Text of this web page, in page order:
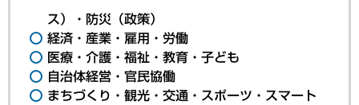
ス）・防災（政策）
経済・産業・雇用・労働
医療・介護・福祉・教育・子ども
自治体経営・官民協働
まちづくり・観光・交通・スポーツ・スマート